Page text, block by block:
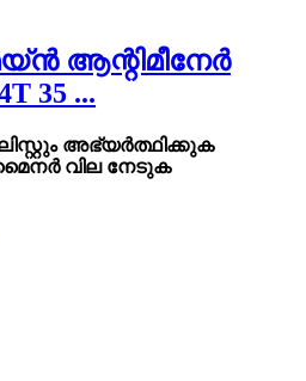
ആന്റിമീനേർ
35 ...
അഭ്യർത്ഥിക്കുക
വില നേടുക